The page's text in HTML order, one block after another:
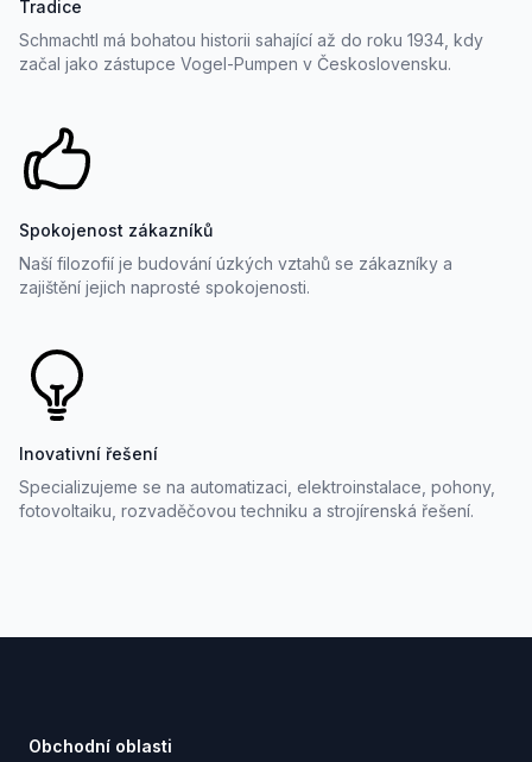
Tradice
Schmachtl má bohatou historii sahající až do roku 1934, kdy
začal jako zástupce Vogel-Pumpen v Československu.
Spokojenost zákazníků
Naší filozofií je budování úzkých vztahů se zákazníky a
zajištění jejich naprosté spokojenosti.
Inovativní řešení
Specializujeme se na automatizaci, elektroinstalace, pohony,
fotovoltaiku, rozvaděčovou techniku a strojírenská řešení.
Obchodní oblasti